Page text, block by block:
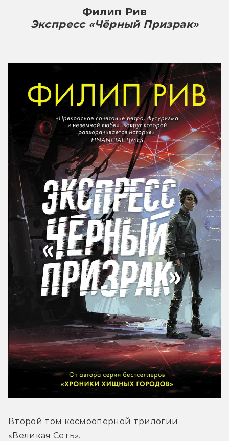
Филип Рив
Экспресс «Чёрный Призрак»
Второй том космооперной трилогии
«Великая Сеть».